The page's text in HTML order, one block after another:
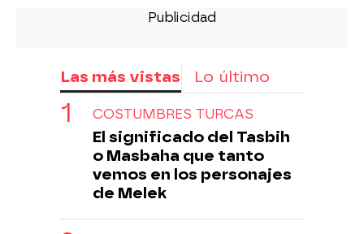
Las más vistas Lo último
COSTUMBRES TURCAS
El significado del Tasbih
o Masbaha que tanto
vemos en los personajes
de Melek